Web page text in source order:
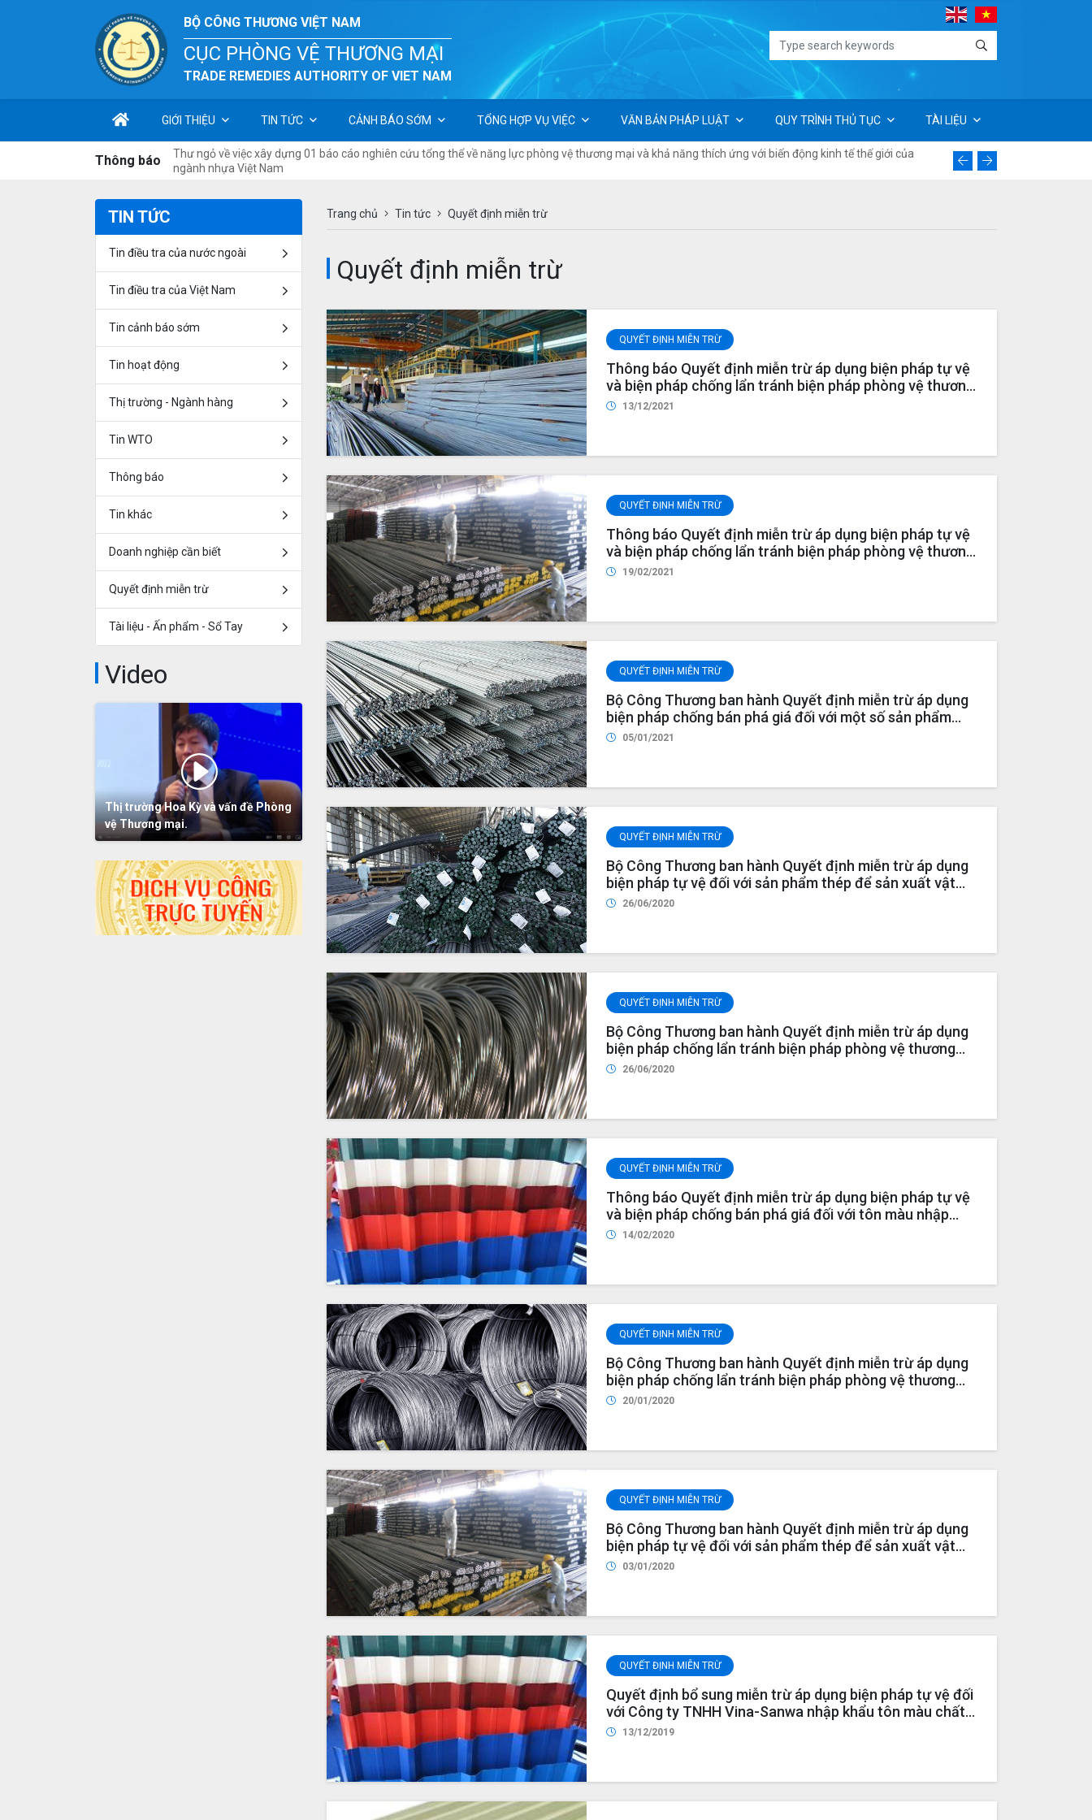
BỘ CÔNG THƯƠNG VIỆT NAM
CỤC PHÒNG VỆ THƯƠNG MẠI
TRADE REMEDIES AUTHORITY OF VIET NAM
GIỚI THIỆU TIN TỨC CẢNH BÁO SỚM TỔNG HỢP VỤ VIỆC VĂN BẢN PHÁP LUẬT QUY TRÌNH THỦ TỤC TÀI LIỆU
Thông báo
Thư ngỏ về việc xây dựng 01 báo cáo nghiên cứu tổng thể về năng lực phòng vệ thương mại và khả năng thích ứng với biến động kinh tế thế giới của
ngành nhựa Việt Nam
Thư mời báo giá
Trang chủ Tin tức Quyết định miễn trừ
Quyết định miễn trừ
QUYẾT ĐỊNH MIỄN TRỪ
Thông báo Quyết định miễn trừ áp dụng biện pháp tự vệ
và biện pháp chống lẩn tránh biện pháp phòng vệ thương
mại đối với sản phẩm thép (vụ việc ER01.SG04 và
13/12/2021
QUYẾT ĐỊNH MIỄN TRỪ
Thông báo Quyết định miễn trừ áp dụng biện pháp tự vệ
và biện pháp chống lẩn tránh biện pháp phòng vệ thương
mại đối với sản phẩm thép (vụ việc ER01.SG04 và
19/02/2021
QUYẾT ĐỊNH MIỄN TRỪ
Bộ Công Thương ban hành Quyết định miễn trừ áp dụng
biện pháp chống bán phá giá đối với một số sản phẩm
thép và màng BOPP cho năm 2020 và 2021
05/01/2021
QUYẾT ĐỊNH MIỄN TRỪ
Bộ Công Thương ban hành Quyết định miễn trừ áp dụng
biện pháp tự vệ đối với sản phẩm thép để sản xuất vật
liệu hàn cho năm 2020 (Lần 2) (Vụ việc SG04)
26/06/2020
QUYẾT ĐỊNH MIỄN TRỪ
Bộ Công Thương ban hành Quyết định miễn trừ áp dụng
biện pháp chống lẩn tránh biện pháp phòng vệ thương
mại đối với sản phẩm thép dây/thép cuộn nhập khẩu cho
26/06/2020
QUYẾT ĐỊNH MIỄN TRỪ
Thông báo Quyết định miễn trừ áp dụng biện pháp tự vệ
và biện pháp chống bán phá giá đối với tôn màu nhập
khẩu chất lượng cao (vụ việc SG05 và AD04)
14/02/2020
QUYẾT ĐỊNH MIỄN TRỪ
Bộ Công Thương ban hành Quyết định miễn trừ áp dụng
biện pháp chống lẩn tránh biện pháp phòng vệ thương
mại đối với sản phẩm thép dây/thép cuộn nhập khẩu cho
20/01/2020
QUYẾT ĐỊNH MIỄN TRỪ
Bộ Công Thương ban hành Quyết định miễn trừ áp dụng
biện pháp tự vệ đối với sản phẩm thép để sản xuất vật
liệu hàn cho năm 2020 (Vụ việc SG04)
03/01/2020
QUYẾT ĐỊNH MIỄN TRỪ
Quyết định bổ sung miễn trừ áp dụng biện pháp tự vệ đối
với Công ty TNHH Vina-Sanwa nhập khẩu tôn màu chất
lượng cao năm 2019 (SG05).
13/12/2019
TIN TỨC
Tin điều tra của nước ngoài
Tin điều tra của Việt Nam
Tin cảnh báo sớm
Tin hoạt động
Thị trường - Ngành hàng
Tin WTO
Thông báo
Tin khác
Doanh nghiệp cần biết
Quyết định miễn trừ
Tài liệu - Ấn phẩm - Sổ Tay
Video
Thị trường Hoa Kỳ và vấn đề Phòng
vệ Thương mại.